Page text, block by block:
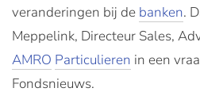
veranderingen bij de banken.
Meppelink, Directeur Sales,
AMRO Particulieren in een
Fondsnieuws.